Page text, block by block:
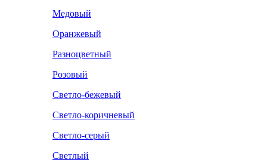
Медовый
Оранжевый
Разноцветный
Розовый
Светло-бежевый
Светло-коричневый
Светло-серый
Светлый